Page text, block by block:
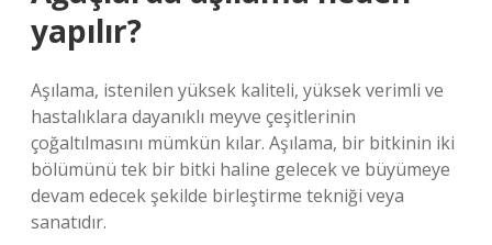
yapılır?
Aşılama, istenilen yüksek kaliteli, yüksek verimli ve
hastalıklara dayanıklı meyve çeşitlerinin
çoğaltılmasını mümkün kılar. Aşılama, bir bitkinin iki
bölümünü tek bir bitki haline gelecek ve büyümeye
devam edecek şekilde birleştirme tekniği veya
sanatıdır.